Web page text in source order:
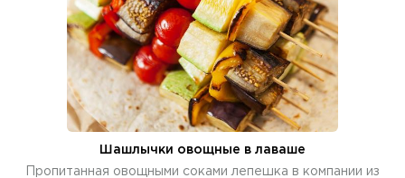
Шашлычки овощные в лаваше
Пропитанная овощными соками лепешка в компании из